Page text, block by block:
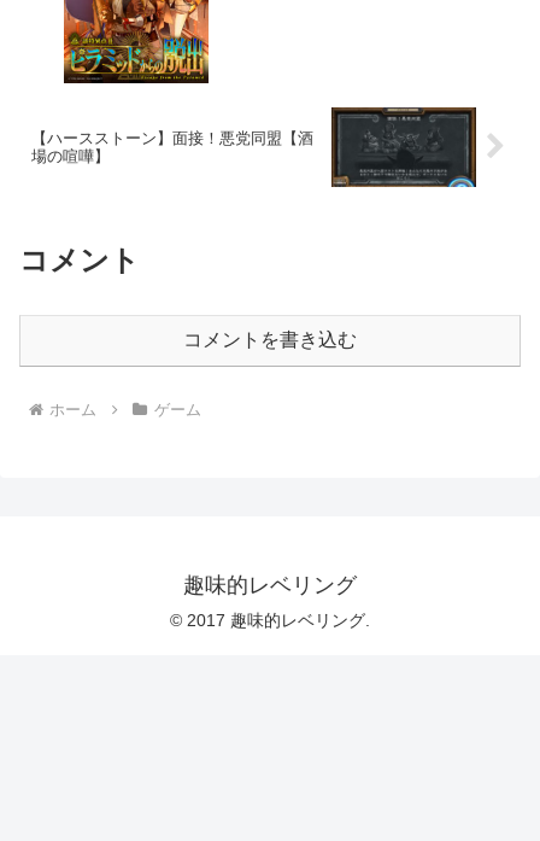
【ハースストーン】面接！悪党同盟【酒
場の喧嘩】
コメント
コメントを書き込む
ホーム ゲーム
趣味的レベリング
© 2017 趣味的レベリング.